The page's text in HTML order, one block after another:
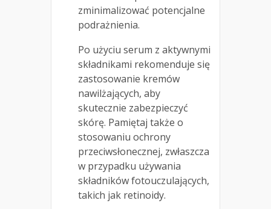
zminimalizować potencjalne
podrażnienia.
Po użyciu serum z aktywnymi
składnikami rekomenduje się
zastosowanie kremów
nawilżających, aby
skutecznie zabezpieczyć
skórę. Pamiętaj także o
stosowaniu ochrony
przeciwsłonecznej, zwłaszcza
w przypadku używania
składników fotouczulających,
takich jak retinoidy.